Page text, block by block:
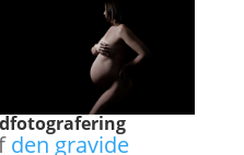
den gravide